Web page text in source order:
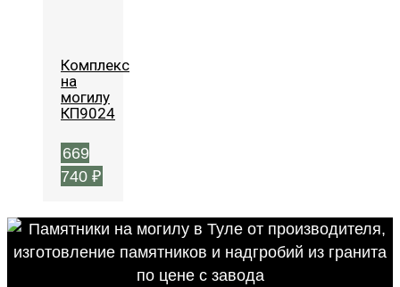
Комплекс
на
могилу
КП9024
669
740 ₽